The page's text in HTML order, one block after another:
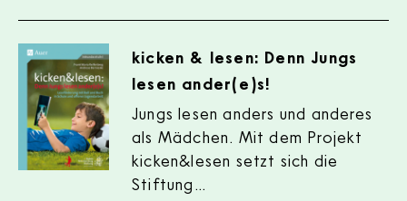
kicken & lesen: Denn Jungs
lesen ander(e)s!
Jungs lesen anders und anderes
als Mädchen. Mit dem Projekt
kicken&lesen setzt sich die
Stiftung…